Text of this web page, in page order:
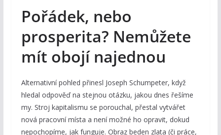
Pořádek, nebo
prosperita? Nemůžete
mít obojí najednou
Alternativní pohled přinesl Joseph Schumpeter, když
hledal odpověď na stejnou otázku, jakou dnes řešíme
my. Stroj kapitalismu se porouchal, přestal vytvářet
nová pracovní místa a není možné ho opravit, dokud
nepochopíme, jak funguje. Obraz beden zlata (či práce,